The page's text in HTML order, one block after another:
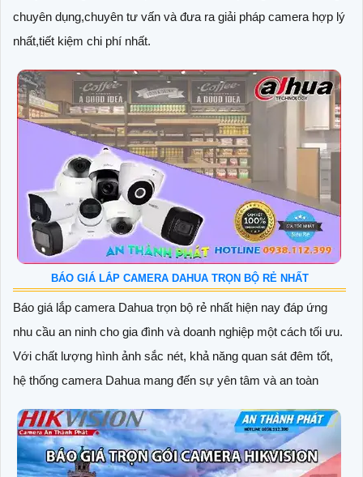
chuyên dụng,chuyên tư vấn và đưa ra giải pháp camera hợp lý
nhất,tiết kiệm chi phí nhất.
BÁO GIÁ LẮP CAMERA DAHUA TRỌN BỘ RẺ NHẤT
Báo giá lắp camera Dahua trọn bộ rẻ nhất hiện nay đáp ứng
nhu cầu an ninh cho gia đình và doanh nghiệp một cách tối ưu.
Với chất lượng hình ảnh sắc nét, khả năng quan sát đêm tốt,
hệ thống camera Dahua mang đến sự yên tâm và an toàn